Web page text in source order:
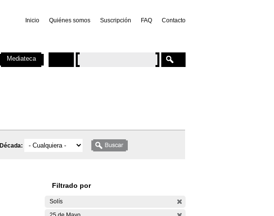
Inicio Quiénes somos Suscripción FAQ Contacto
Década:
Filtrado por
Solís
Mediateca